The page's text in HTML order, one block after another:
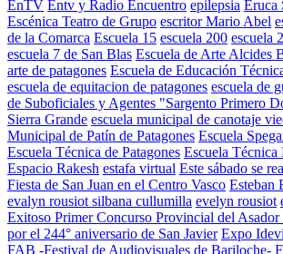
EnTV Entv y Radio Encuentro epilepsia Eruca
Escénica Teatro de Grupo escritor Mario Abel
de la Comarca Escuela 15 escuela 200 escuela
escuela 7 de San Blas Escuela de Arte Alcides
arte de patagones Escuela de Educación
escuela de equitacion de patagones escuela de
de Suboficiales y Agentes "Sargento Primero
Sierra Grande escuela municipal de canotaje
Municipal de Patín de Patagones Escuela
Escuela Técnica de Patagones Escuela Técnica
Espacio Rakesh estafa virtual Este sábado se
Fiesta de San Juan en el Centro Vasco Esteban
evalyn rousiot silbana cullumilla evelyn rousiot
Exitoso Primer Concurso Provincial del Asador
por el 244° aniversario de San Javier Expo Idevi
FAB -Festival de Audiovisuales de Bariloche-